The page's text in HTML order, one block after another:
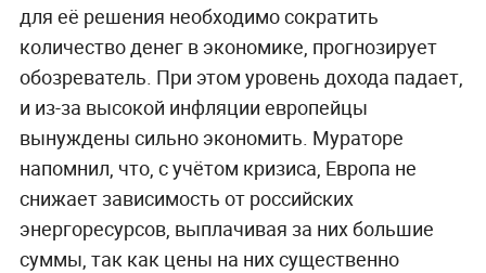
для её решения необходимо сократить
количество денег в экономике, прогнозирует
обозреватель. При этом уровень дохода падает,
и из-за высокой инфляции европейцы
вынуждены сильно экономить. Мураторе
напомнил, что, с учётом кризиса, Европа не
снижает зависимость от российских
энергоресурсов, выплачивая за них большие
суммы, так как цены на них существенно